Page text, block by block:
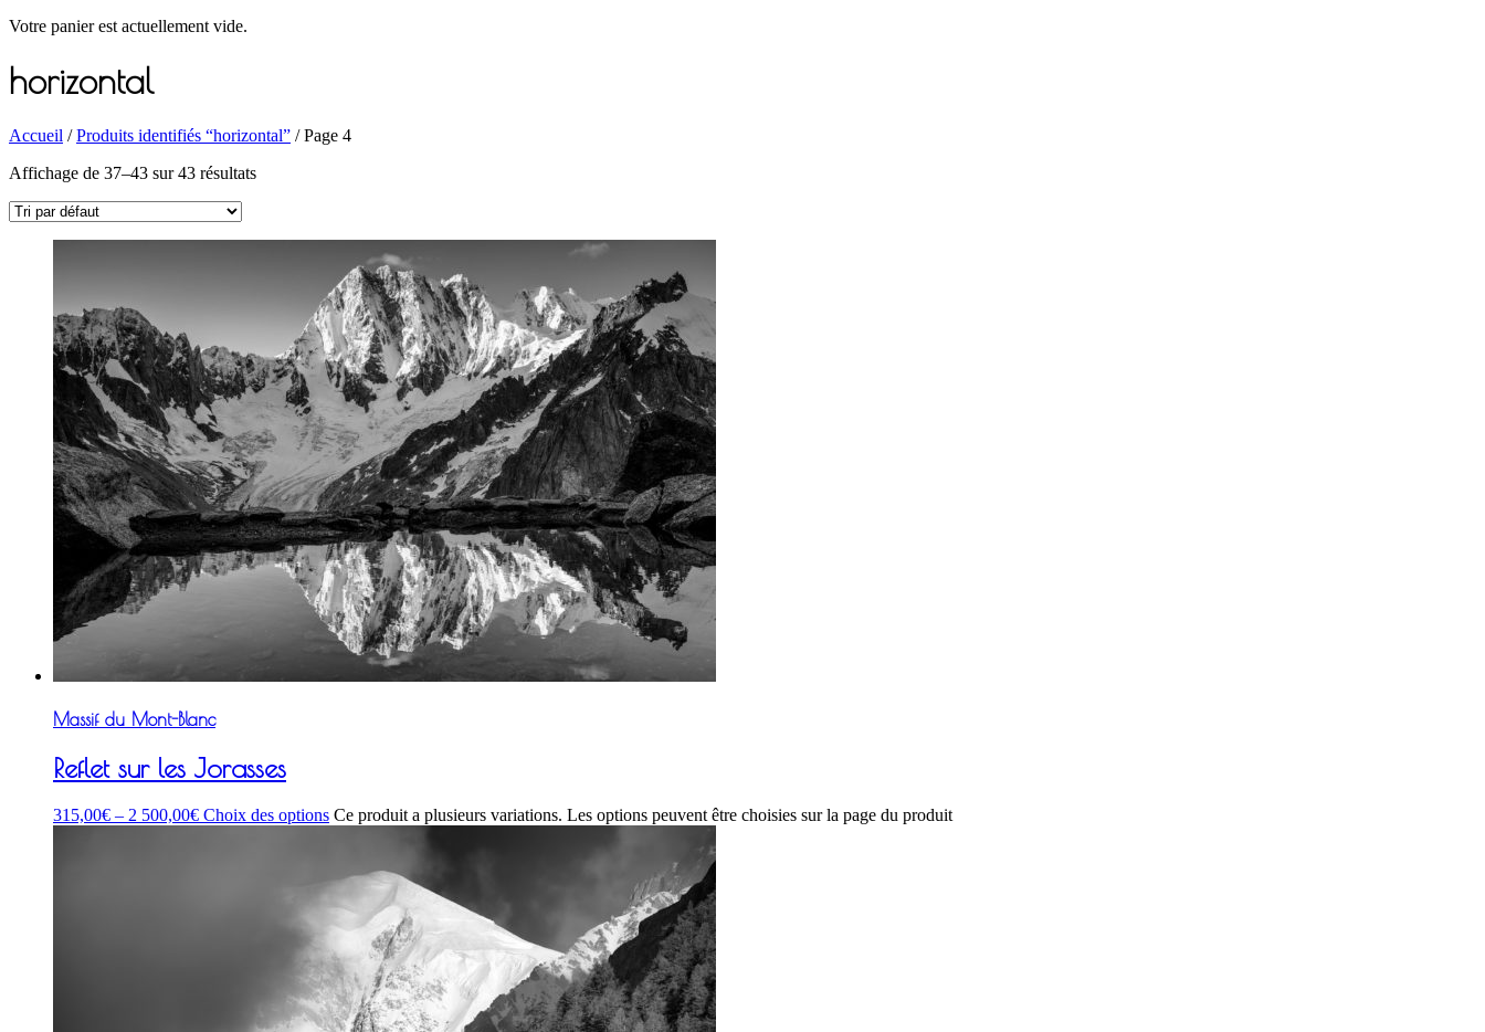
Votre panier est actuellement vide.
horizontal
Accueil /Produits identifiés “horizontal” / Page 4
Affichage de 37–43 sur 43 résultats
Massif du Mont-Blanc
Reflet sur les Jorasses
315,00€ – 2 500,00€ Choix des options Ce produit a plusieurs variations. Les options peuvent être choisies sur la page du produit